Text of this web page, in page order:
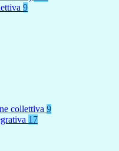
9
collettiva 9
17